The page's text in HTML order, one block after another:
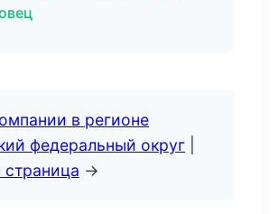
в регионе
федеральный округ
страница →